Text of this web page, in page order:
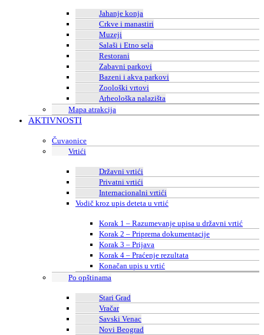
Jahanje konja
Crkve i manastiri
Muzeji
Salaši i Etno sela
Restorani
Zabavni parkovi
Bazeni i akva parkovi
Zoološki vrtovi
Arheološka nalazišta
Mapa atrakcija
AKTIVNOSTI
Čuvaonice
Vrtići
Državni vrtići
Privatni vrtići
Internacionalni vrtići
Vodič kroz upis deteta u vrtić
Korak 1 – Razumevanje upisa u državni vrtić
Korak 2 – Priprema dokumentacije
Korak 3 – Prijava
Korak 4 – Praćenje rezultata
Konačan upis u vrtić
Po opštinama
Stari Grad
Vračar
Savski Venac
Novi Beograd